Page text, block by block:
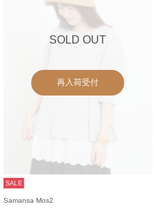
SOLD OUT
再入荷受付
SALE
Samansa Mos2